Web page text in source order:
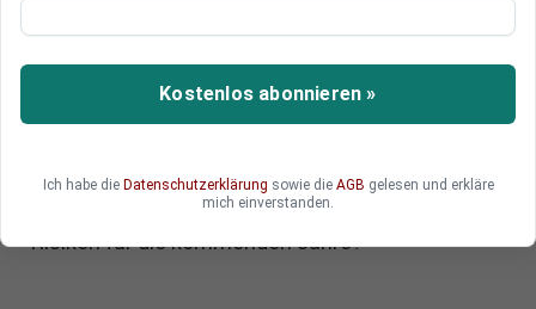
Krypto unter Druck
Die Finanzmärkte haben sich zuletzt deutlich
auseinanderentwickelt und Anleger vor neue
Anlageklassen konnten sich in diesem Umfeld
behaupten und wo offenbaren sich strukturelle
Risiken für die kommenden Jahre?
Kostenlos abonnieren »
Ich habe die Datenschutzerklärung sowie die AGB gelesen und erkläre
mich einverstanden.